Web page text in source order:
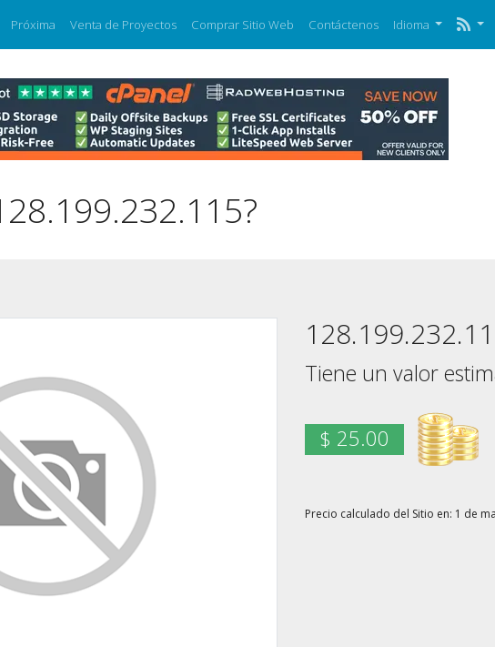
Próxima Venta de Proyectos Comprar Sitio Web Contáctenos Idioma
Tiene un valor
$ 25.00
Precio calculado del Sitio en: 1 de